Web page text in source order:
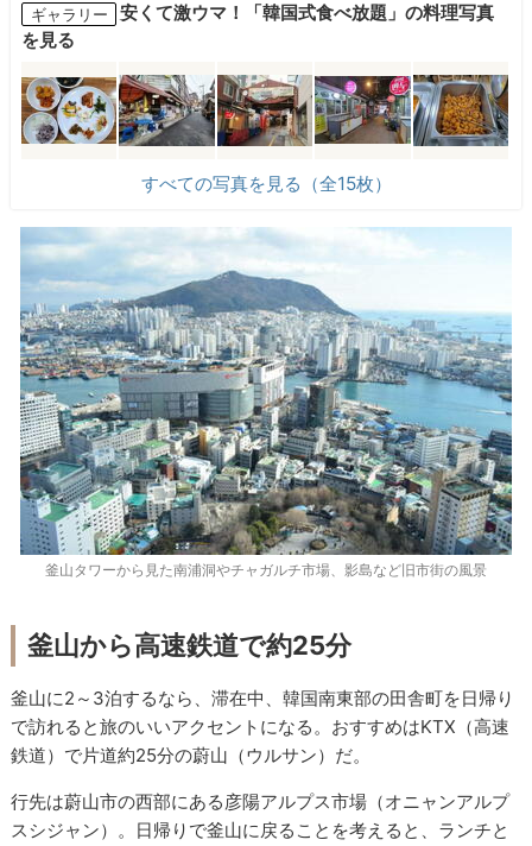
ギャラリー
安くて激ウマ！「韓国式食べ放題」の料理写真
を見る
すべての写真を見る（全15枚）
釜山タワーから見た南浦洞やチャガルチ市場、影島など旧市街の風景
釜山から高速鉄道で約25分
釜山に2～3泊するなら、滞在中、韓国南東部の田舎町を日帰り
で訪れると旅のいいアクセントになる。おすすめはKTX（高速
鉄道）で片道約25分の蔚山（ウルサン）だ。
行先は蔚山市の西部にある彦陽アルプス市場（オニャンアルプ
スシジャン）。日帰りで釜山に戻ることを考えると、ランチと